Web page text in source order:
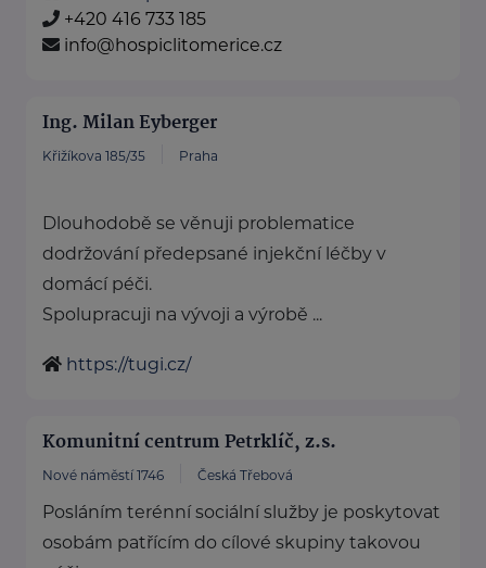
+420 416 733 185
info@hospiclitomerice.cz
Ing. Milan Eyberger
Křižíkova 185/35 Praha
Dlouhodobě se věnuji problematice
dodržování předepsané injekční léčby v
domácí péči.
Spolupracuji na vývoji a výrobě ...
https://tugi.cz/
Komunitní centrum Petrklíč, z.s.
Nové náměstí 1746 Česká Třebová
Posláním terénní sociální služby je poskytovat
osobám patřícím do cílové skupiny takovou